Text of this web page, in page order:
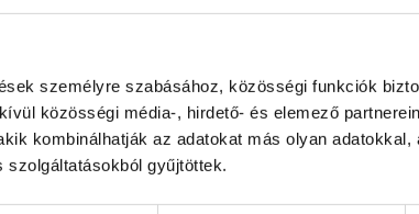
személyre szabásához, közösségi funkciók
közösségi média-, hirdető- és elemező
kombinálhatják az adatokat más olyan adatokkal,
gyűjtöttek.